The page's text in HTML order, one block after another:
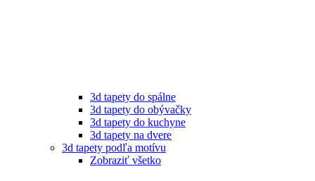
3d tapety do spálne
3d tapety do obývačky
3d tapety do kuchyne
3d tapety na dvere
3d tapety podľa motívu
Zobraziť všetko